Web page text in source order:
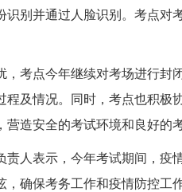
别并通过人脸识别。考点对
，考点今年继续对考场进行封
程及情况。同时，考点也积极
造安全的考试环境和良好的考
责人表示，今年考试期间，疫
，确保考务工作和疫情防控工